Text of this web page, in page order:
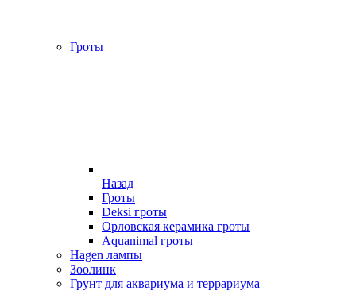
Гроты
Назад
Гроты
Deksi гроты
Орловская керамика гроты
Aquanimal гроты
Hagen лампы
Зоолинк
Грунт для аквариума и террариума